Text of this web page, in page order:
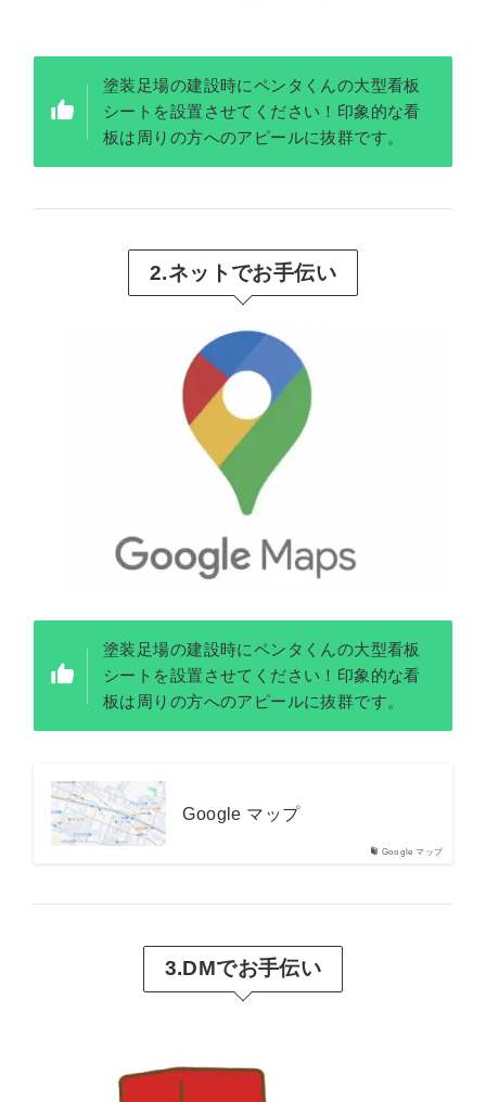
塗装足場の建設時にペンタくんの大型看板
シートを設置させてください！印象的な看
板は周りの方へのアピールに抜群です。
2.ネットでお手伝い
塗装足場の建設時にペンタくんの大型看板
シートを設置させてください！印象的な看
板は周りの方へのアピールに抜群です。
Google マップ
Google マップ
3.DMでお手伝い